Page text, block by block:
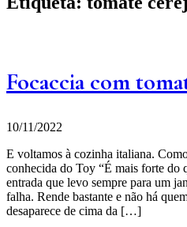
Focaccia com
10/11/2022
E voltamos à cozinha italiana.
conhecida do Toy “É mais forte do
entrada que levo sempre para um
falha. Rende bastante e não há
desaparece de cima da […]